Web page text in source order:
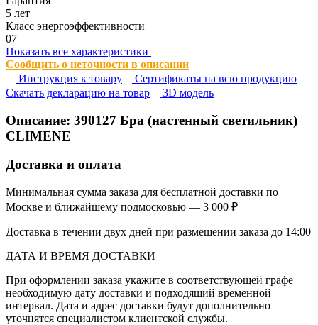
5 лет
Класс энергоэффективности
07
Показать все характеристики
Сообщить о неточности в описании
Инструкция к товару
Сертификаты на всю продукцию
Cкачать декларацию на товар
3D модель
Описание: 390127 Бра (настенный светильник)
CLIMENE
Доставка и оплата
Минимальная сумма заказа для бесплатной доставки по
Москве и ближайшему подмосковью — 3 000 ₽
Доставка в течении двух дней при размещении заказа до 14:00
ДАТА И ВРЕМЯ ДОСТАВКИ
При оформлении заказа укажите в соответствующей графе
необходимую дату доставки и подходящий временной
интервал. Дата и адрес доставки будут дополнительно
уточнятся специалистом клиентской службы.